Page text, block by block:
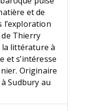
et de
l’exploration
de Thierry
la littérature à
et s’intéresse
Originaire
Sudbury au